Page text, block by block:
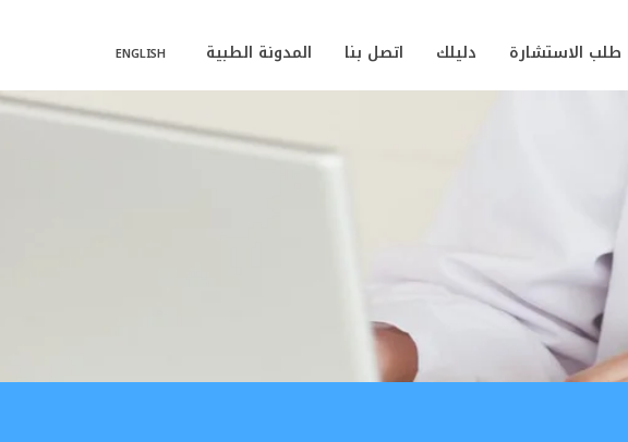
طلب الاستشارة دليلك اتصل بنا المدونة الطبية ENGLISH